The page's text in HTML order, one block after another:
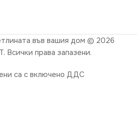
във вашия дом © 2026
Всички права запазени.
са с включено ДДС